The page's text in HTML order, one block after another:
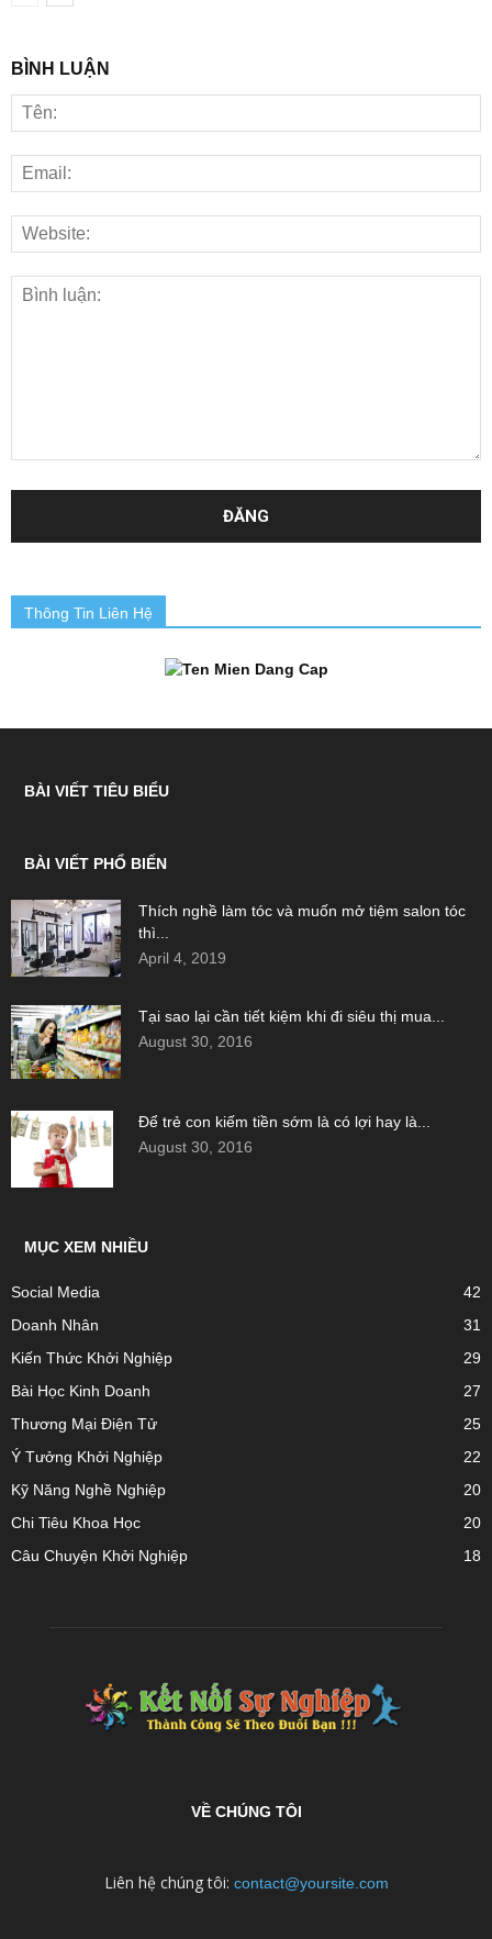
BÌNH LUẬN
Thông Tin Liên Hệ
BÀI VIẾT TIÊU BIỂU
BÀI VIẾT PHỔ BIẾN
Thích nghề làm tóc và muốn mở tiệm salon tóc
thì...
April 4, 2019
Tại sao lại cần tiết kiệm khi đi siêu thị mua...
August 30, 2016
Để trẻ con kiếm tiền sớm là có lợi hay là...
August 30, 2016
MỤC XEM NHIỀU
Social Media
42
Doanh Nhân
31
Kiến Thức Khởi Nghiệp
29
Bài Học Kinh Doanh
27
Thương Mại Điện Tử
25
Ý Tưởng Khởi Nghiệp
22
Kỹ Năng Nghề Nghiệp
20
Chi Tiêu Khoa Học
20
Câu Chuyện Khởi Nghiệp
18
VỀ CHÚNG TÔI
Liên hệ chúng tôi: contact@yoursite.com